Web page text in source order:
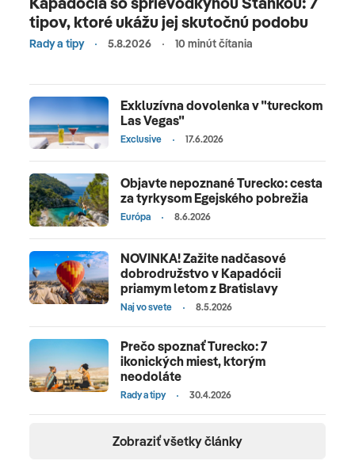
tipov, ktoré ukážu jej skutočnú podobu
Rady a tipy 5.8.2026 10 minút čítania
Exkluzívna dovolenka v "tureckom
Las Vegas"
Exclusive 17.6.2026
Objavte nepoznané Turecko: cesta
za tyrkysom Egejského pobrežia
Európa 8.6.2026
NOVINKA! Zažite nadčasové
dobrodružstvo v Kapadócii
priamym letom z Bratislavy
Naj vo svete 8.5.2026
Prečo spoznať Turecko: 7
ikonických miest, ktorým
neodoláte
Rady a tipy 30.4.2026
Zobraziť všetky články